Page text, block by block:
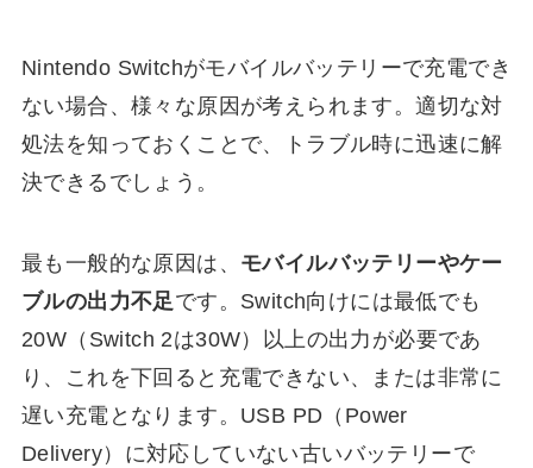
Nintendo Switchがモバイルバッテリーで充電でき
ない場合、様々な原因が考えられます。適切な対
処法を知っておくことで、トラブル時に迅速に解
決できるでしょう。
最も一般的な原因は、 モバイルバッテリーやケー
ブルの出力不足です。Switch向けには最低でも
20W（Switch 2は30W）以上の出力が必要であ
り、これを下回ると充電できない、または非常に
遅い充電となります。USB PD（Power
Delivery）に対応していない古いバッテリーで